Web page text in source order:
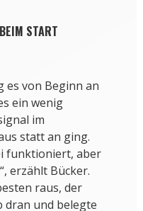
START
es von Beginn an
ein wenig
im
statt an ging.
funktioniert, aber
erzählt Bücker.
raus, der
dran und belegte